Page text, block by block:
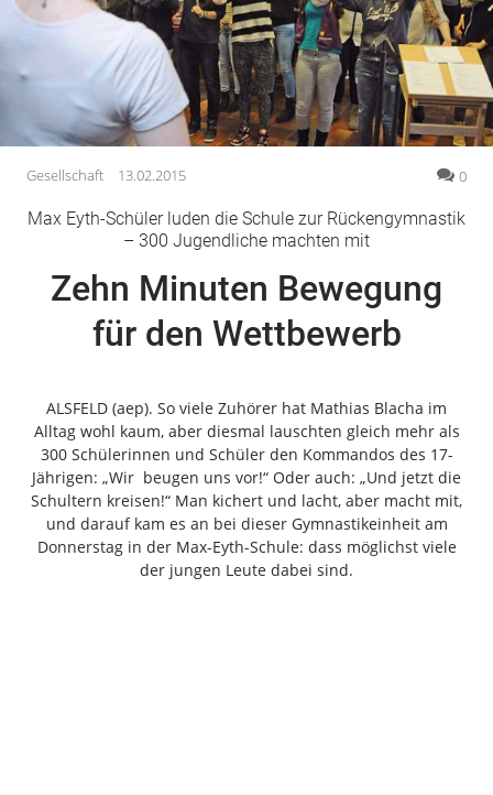
Gesundheit
Kultur
Lifestyle
Wirtschaft
Vogelsberg
Alsfeld
Lauterbach
Romrod
Homberg
Schlitz
Antrifttal
Feldatal
Freiensteinau
Gemünden
Grebenau
Gesellschaft 13.02.2015 0
Max Eyth-Schüler luden die Schule zur Rückengymnastik
– 300 Jugendliche machten mit
Zehn Minuten Bewegung
für den Wettbewerb
ALSFELD (aep). So viele Zuhörer hat Mathias Blacha im
Alltag wohl kaum, aber diesmal lauschten gleich mehr als
300 Schülerinnen und Schüler den Kommandos des 17-
Jährigen: „Wir beugen uns vor!“ Oder auch: „Und jetzt die
Schultern kreisen!“ Man kichert und lacht, aber macht mit,
und darauf kam es an bei dieser Gymnastikeinheit am
Donnerstag in der Max-Eyth-Schule: dass möglichst viele
der jungen Leute dabei sind.